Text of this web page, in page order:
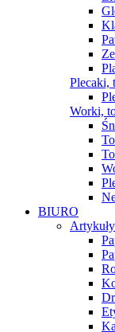
Plecaki,
Worki,
BIURO